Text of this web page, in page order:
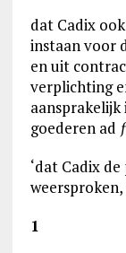
dat Cadix
instaan voor
en uit
verplichting
aansprakelijk
goederen ad
‘dat Cadix
1